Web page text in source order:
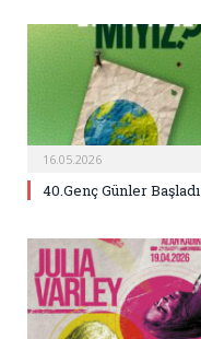
16.05.2026
40.Genç Günler Başladı